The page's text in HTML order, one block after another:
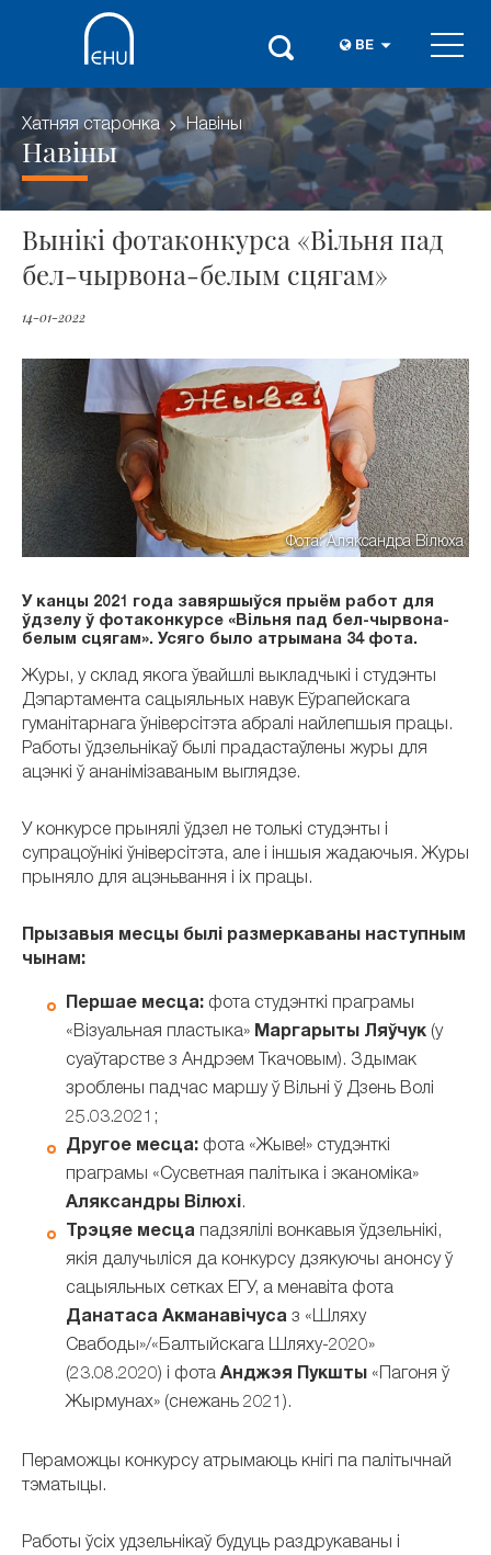
BE
Хатняя старонка Навіны
Навіны
Вынікі фотаконкурса «Вільня пад
бел-чырвона-белым сцягам»
14-01-2022
Фота: Аляксандра Вілюха
У канцы 2021 года завяршыўся прыём работ для
ўдзелу ў фотаконкурсе «Вільня пад бел-чырвона-
белым сцягам». Усяго было атрымана 34 фота.
Журы, у склад якога ўвайшлі выкладчыкі і студэнты
Дэпартамента сацыяльных навук Еўрапейскага
гуманітарнага ўніверсітэта абралі найлепшыя працы.
Работы ўдзельнікаў былі прадастаўлены журы для
ацэнкі ў ананімізаваным выглядзе.
У конкурсе прынялі ўдзел не толькі студэнты і
супрацоўнікі ўніверсітэта, але і іншыя жадаючыя. Журы
прыняло для ацэньвання і іх працы.
Прызавыя месцы былі размеркаваны наступным
чынам:
Першае месца: фота студэнткі праграмы
«Візуальная пластыка» Маргарыты Ляўчук (у
суаўтарстве з Андрэем Ткачовым). Здымак
зроблены падчас маршу ў Вільні ў Дзень Волі
25.03.2021;
Другое месца: фота «Жыве!» студэнткі
праграмы «Сусветная палітыка і эканоміка»
Аляксандры Вілюхі.
Трэцяе месца падзялілі вонкавыя ўдзельнікі,
якія далучыліся да конкурсу дзякуючы анонсу ў
сацыяльных сетках EГУ, а менавіта фота
Данатаса Акманавічуса з «Шляху
Свабоды»/«Балтыйскага Шляху-2020»
(23.08.2020) і фота Анджэя Пукшты «Пагоня ў
Жырмунах» (снежань 2021).
Пераможцы конкурсу атрымаюць кнігі па палітычнай
тэматыцы.
Работы ўсіх удзельнікаў будуць раздрукаваны і